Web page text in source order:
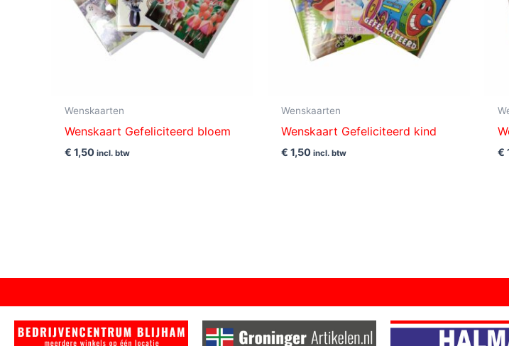
Wenskaarten
Wenskaart Gefeliciteerd bloem
€ 1,50 incl. btw
Wenskaarten
Wenskaart Gefeliciteerd kind
€ 1,50 incl. btw €